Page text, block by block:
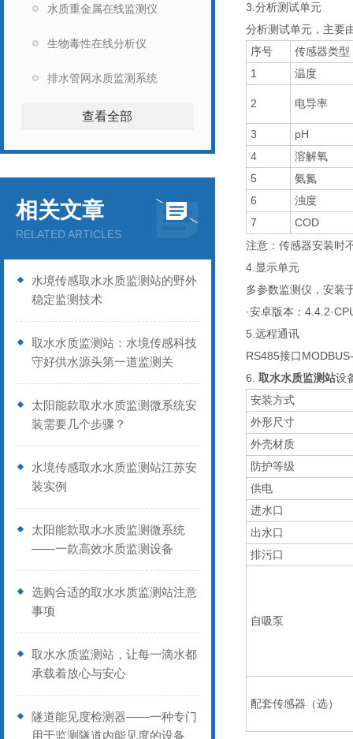
水质重金属在线监测仪
生物毒性在线分析仪
排水管网水质监测系统
查看全部
相关文章
RELATED ARTICLES
水境传感取水水质监测站的野外
稳定监测技术
取水水质监测站：水境传感科技
守好供水源头第一道监测关
太阳能款取水水质监测微系统安
装需要几个步骤？
水境传感取水水质监测站江苏安
装实例
太阳能款取水水质监测微系统
——一款高效水质监测设备
选购合适的取水水质监测站注意
事项
取水水质监测站，让每一滴水都
承载着放心与安心
隧道能见度检测器——一种专门
用于监测隧道内能见度的设备
3.分析测试单元
分析测试单元，主要
序号
传感器类型
1
温度
2 电导率
3
pH
4
溶解氧
5
氨氮
6
浊度
7
COD
注意：传感器安装时
4.显示单元
多参数监测仪，安装
·安卓版本：
5.远程通讯
RS485接口
6. 取水水质监测站设
安装方式
外形尺寸
外壳材质
防护等级
供电
进水口
出水口
排污口
自吸泵
配套传感器（选）